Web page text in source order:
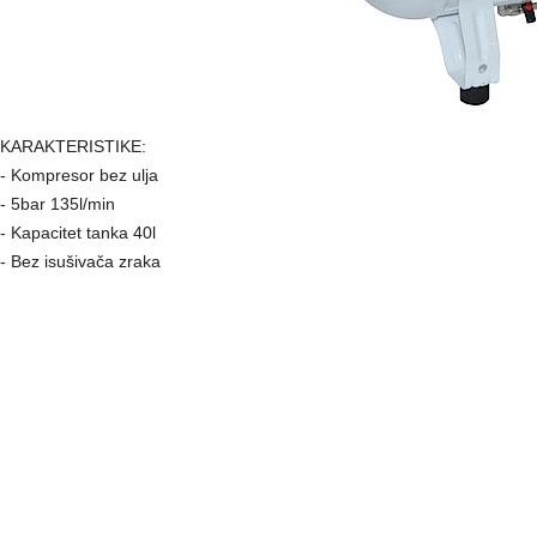
KARAKTERISTIKE:
- Kompresor bez ulja
- 5bar 135l/min
- Kapacitet tanka 40l
- Bez isušivača zraka